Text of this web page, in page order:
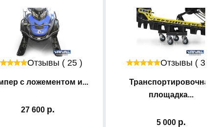
Отзывы ( 25 )
с ложементом и...
27 600
Отзывы ( 33 )
Транспортировочная
площадка...
5 000